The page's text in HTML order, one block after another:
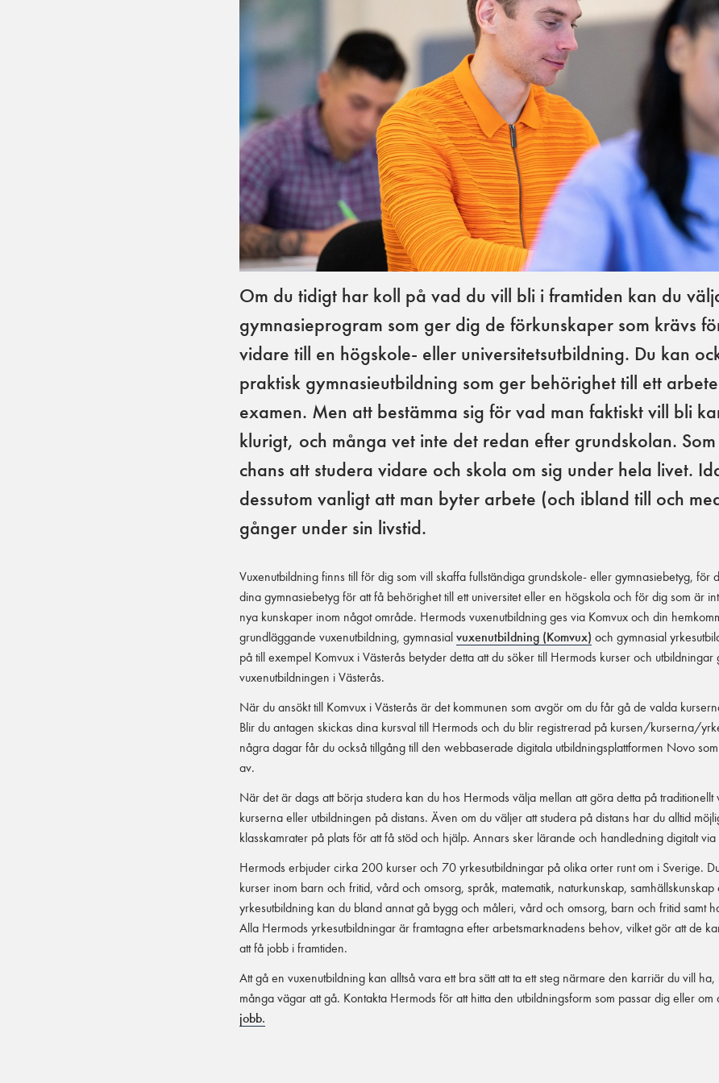
Om du tidigt har koll på vad du vill bli i framtiden kan du
gymnasieprogram som ger dig de förkunskaper som krävs
vidare till en högskole- eller universitetsutbildning. Du kan
praktisk gymnasieutbildning som ger behörighet till ett
examen. Men att bestämma sig för vad man faktiskt vill bli
klurigt, och många vet inte det redan efter grundskolan.
chans att studera vidare och skola om sig under hela livet.
dessutom vanligt att man byter arbete (och ibland till och
gånger under sin livstid.
Vuxenutbildning finns till för dig som vill skaffa fullständiga grundskole- eller gymnasiebetyg, för
dina gymnasiebetyg för att få behörighet till ett universitet eller en högskola och för dig som är
nya kunskaper inom något område. Hermods vuxenutbildning ges via Komvux och din
grundläggande vuxenutbildning, gymnasial vuxenutbildning (Komvux) och gymnasial
på till exempel Komvux i Västerås betyder detta att du söker till Hermods kurser och utbildningar
vuxenutbildningen i Västerås.
När du ansökt till Komvux i Västerås är det kommunen som avgör om du får gå de valda
Blir du antagen skickas dina kursval till Hermods och du blir registrerad på kursen/kurserna/
några dagar får du också tillgång till den webbaserade digitala utbildningsplattformen Novo
av.
När det är dags att börja studera kan du hos Hermods välja mellan att göra detta på traditionellt
kurserna eller utbildningen på distans. Även om du väljer att studera på distans har du alltid
klasskamrater på plats för att få stöd och hjälp. Annars sker lärande och handledning digitalt
Hermods erbjuder cirka 200 kurser och 70 yrkesutbildningar på olika orter runt om i Sverige.
kurser inom barn och fritid, vård och omsorg, språk, matematik, naturkunskap,
yrkesutbildning kan du bland annat gå bygg och måleri, vård och omsorg, barn och fritid samt
Alla Hermods yrkesutbildningar är framtagna efter arbetsmarknadens behov, vilket gör att de
att få jobb i framtiden.
Att gå en vuxenutbildning kan alltså vara ett bra sätt att ta ett steg närmare den karriär du vill
många vägar att gå. Kontakta Hermods för att hitta den utbildningsform som passar dig eller om
jobb.